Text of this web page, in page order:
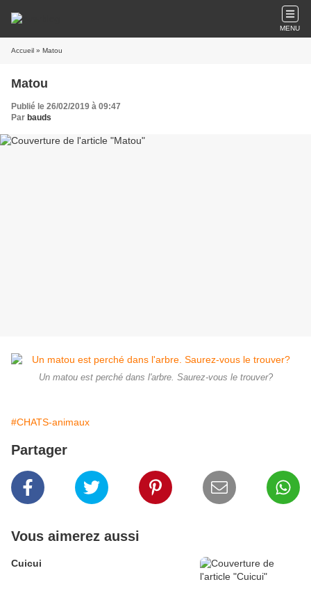
MENU
Accueil » Matou
Matou
Publié le 26/02/2019 à 09:47
Par bauds
Un matou est perché dans l'arbre. Saurez-vous le trouver?
#CHATS-animaux
Partager
Vous aimerez aussi
Cuicui